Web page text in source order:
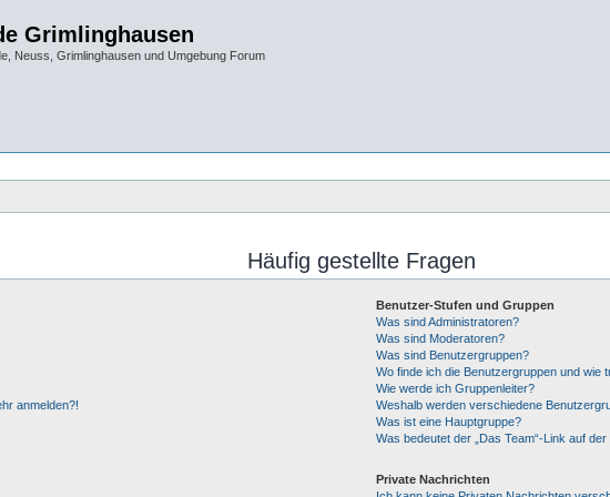
Grimlinghausen
Neuss, Grimlinghausen und Umgebung Forum
Häufig gestellte Fragen
anmelden?!
Benutzer-Stufen und Gruppen
Was sind Administratoren?
Was sind Moderatoren?
Was sind Benutzergruppen?
Wo finde ich die Benutzergruppen und wie
Wie werde ich Gruppenleiter?
Weshalb werden verschiedene
Was ist eine Hauptgruppe?
Was bedeutet der „Das Team“-Link auf
Private Nachrichten